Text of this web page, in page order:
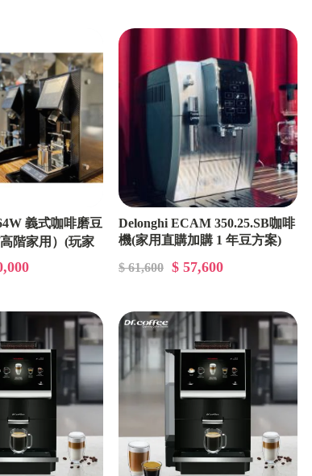
義式咖啡磨豆
階家用）(玩家
Delonghi ECAM 350.25.SB咖啡
機(家用直購加購 1 年豆方案)
$ 61,600 $ 57,600